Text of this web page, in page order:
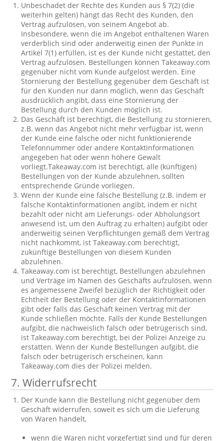
Unbeschadet der Rechte des Kunden aus § 7(2) (die
weiterhin gelten) hängt das Recht des Kunden, den
Vertrag aufzulösen, von seinem Angebot ab.
Insbesondere, wenn die im Angebot enthaltenen Waren
verderblich sind oder anderweitig einen der Punkte in
Artikel 7(1) erfüllen, ist es der Kunde nicht gestattet, den
Vertrag aufzulösen. Bestellungen können Takeaway.com
gegenüber nicht vom Kunde aufgelöst werden. Eine
Stornierung der Bestellung gegenüber dem Geschäft ist
für den Kunden nur dann möglich, wenn das Geschäft
ausdrücklich angibt, dass eine Stornierung der
Bestellung durch den Kunden möglich ist.
Das Geschäft ist berechtigt, die Bestellung zu stornieren,
z.B. wenn das Angebot nicht mehr verfügbar ist, wenn
der Kunde eine falsche oder nicht funktionierende
Telefonnummer oder andere Kontaktinformationen
angegeben hat oder wenn höhere Gewalt
vorliegt.Takeaway.com ist berechtigt, alle (künftigen)
Bestellungen von der Kunde abzulehnen, sollten
entsprechende Gründe vorliegen.
Wenn der Kunde eine falsche Bestellung (z.B. indem er
falsche Kontaktinformationen angibt, indem er nicht
bezahlt oder nicht am Lieferungs- oder Abholungsort
anwesend ist, um den Auftrag zu erhalten) aufgibt oder
anderweitig seinen Verpflichtungen gemäß dem Vertrag
nicht nachkommt, ist Takeaway.com berechtigt,
zukünftige Bestellungen von diesem Kunden
abzulehnen.
Takeaway.com ist berechtigt, Bestellungen abzulehnen
und Verträge im Namen des Geschäfts aufzulösen, wenn
es angemessene Zweifel bezüglich der Richtigkeit oder
Echtheit der Bestellung oder der Kontaktinformationen
gibt oder falls das Geschäft keinen Vertrag mit der
Kunde schließen möchte. Falls der Kunde Bestellungen
aufgibt, die nachweislich falsch oder betrügerisch sind,
ist Takeaway.com berechtigt, bei der Polizei Anzeige zu
erstatten. Wenn der Kunde Bestellungen aufgibt, die
falsch oder betrügerisch erscheinen, kann
Takeaway.com dies der Polizei melden.
7. Widerrufsrecht
Der Kunde kann die Bestellung nicht gegenüber dem
Geschäft widerrufen, soweit es sich um die Lieferung
von Waren handelt,
wenn die Waren nicht vorgefertigt sind und für deren